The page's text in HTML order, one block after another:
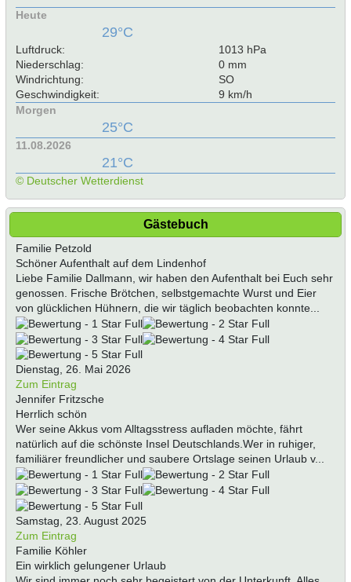
Heute
29°C
Luftdruck:
1013 hPa
Niederschlag:
0 mm
Windrichtung:
SO
Geschwindigkeit:
9 km/h
Morgen
25°C
11.08.2026
21°C
© Deutscher Wetterdienst
Gästebuch
Familie Petzold
Schöner Aufenthalt auf dem Lindenhof
Liebe Familie Dallmann, wir haben den Aufenthalt bei Euch sehr
genossen. Frische Brötchen, selbstgemachte Wurst und Eier
von glücklichen Hühnern, die wir täglich beobachten konnte...
Dienstag, 26. Mai 2026
Zum Eintrag
Jennifer Fritzsche
Herrlich schön
Wer seine Akkus vom Alltagsstress aufladen möchte, fährt
natürlich auf die schönste Insel Deutschlands.Wer in ruhiger,
familiärer freundlicher und saubere Ortslage seinen Urlaub v...
Samstag, 23. August 2025
Zum Eintrag
Familie Köhler
Ein wirklich gelungener Urlaub